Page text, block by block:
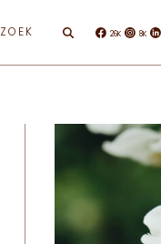
ZOEK Facebook
26K 8K